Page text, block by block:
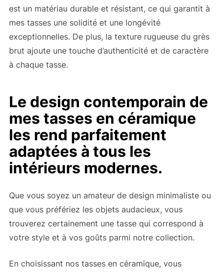
est un matériau durable et résistant, ce qui garantit à
mes tasses une solidité et une longévité
exceptionnelles. De plus, la texture rugueuse du grès
brut ajoute une touche d’authenticité et de caractère
à chaque tasse.
Le design contemporain de
mes tasses en céramique
les rend parfaitement
adaptées à tous les
intérieurs modernes.
Que vous soyez un amateur de design minimaliste ou
que vous préfériez les objets audacieux, vous
trouverez certainement une tasse qui correspond à
votre style et à vos goûts parmi notre collection.
En choisissant nos tasses en céramique, vous